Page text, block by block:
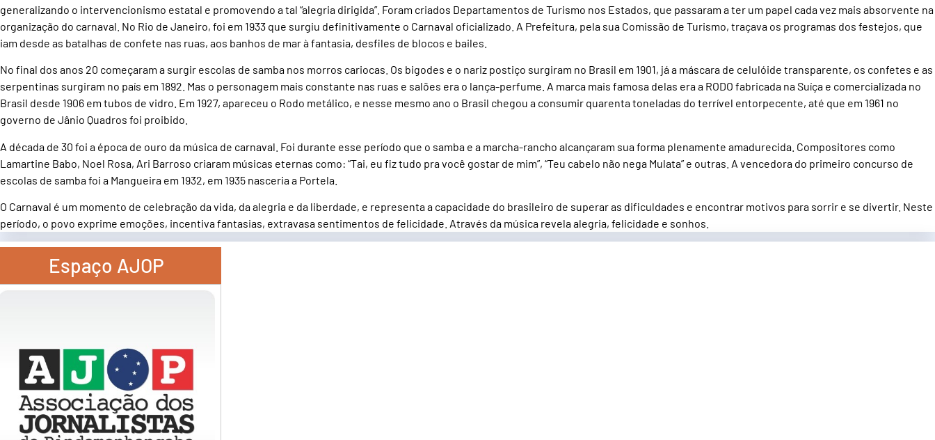
generalizando o intervencionismo estatal e promovendo a tal “alegria dirigida”. Foram criados Departamentos de Turismo nos Estados, que passaram a ter um papel cada vez mais absorvente na
organização do carnaval. No Rio de Janeiro, foi em 1933 que surgiu definitivamente o Carnaval oficializado. A Prefeitura, pela sua Comissão de Turismo, traçava os programas dos festejos, que
iam desde as batalhas de confete nas ruas, aos banhos de mar à fantasia, desfiles de blocos e bailes.
No final dos anos 20 começaram a surgir escolas de samba nos morros cariocas. Os bigodes e o nariz postiço surgiram no Brasil em 1901, já a máscara de celulóide transparente, os confetes e as
serpentinas surgiram no país em 1892. Mas o personagem mais constante nas ruas e salões era o lança-perfume. A marca mais famosa delas era a RODO fabricada na Suíça e comercializada no
Brasil desde 1906 em tubos de vidro. Em 1927, apareceu o Rodo metálico, e nesse mesmo ano o Brasil chegou a consumir quarenta toneladas do terrível entorpecente, até que em 1961 no
governo de Jânio Quadros foi proibido.
A década de 30 foi a época de ouro da música de carnaval. Foi durante esse período que o samba e a marcha-rancho alcançaram sua forma plenamente amadurecida. Compositores como
Lamartine Babo, Noel Rosa, Ari Barroso criaram músicas eternas como: “Tai, eu fiz tudo pra você gostar de mim”, “Teu cabelo não nega Mulata” e outras. A vencedora do primeiro concurso de
escolas de samba foi a Mangueira em 1932, em 1935 nasceria a Portela.
O Carnaval é um momento de celebração da vida, da alegria e da liberdade, e representa a capacidade do brasileiro de superar as dificuldades e encontrar motivos para sorrir e se divertir. Neste
período, o povo exprime emoções, incentiva fantasias, extravasa sentimentos de felicidade. Através da música revela alegria, felicidade e sonhos.
Espaço AJOP